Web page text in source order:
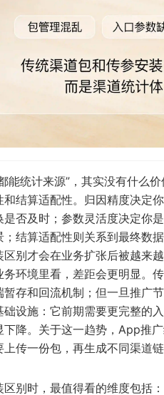
能统计来源”，其实没有什么
结算适配性。归因精度决定
否及时；参数灵活度决定你
结算适配性则关系到最终数
别才会在业务扩张后被越来
环境里看，差距会更明显。
存和回流机制；但一旦推广
设施：它前期需要更完整的
降。关于这一趋势， App推
传一份包，再生成不同渠道
别时，最值得看的维度包括